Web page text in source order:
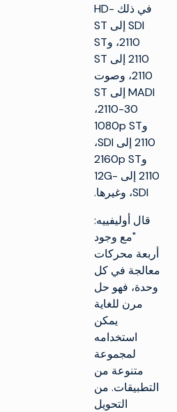
في ذلك HD-
SDI إلى ST
2110، وST
2110 إلى ST
2110، وصوت
MADI إلى ST
2110-30،
و1080p ST
2110 إلى SDI،
و2160p ST
2110 إلى 12G-
SDI، وغيرها.
قال أوليفييه:
"مع وجود
أربعة محركات
معالجة في كل
وحدة، فهو حل
مرن للغاية
يمكن
استخدامه
لمجموعة
متنوعة من
التطبيقات. من
التحويل